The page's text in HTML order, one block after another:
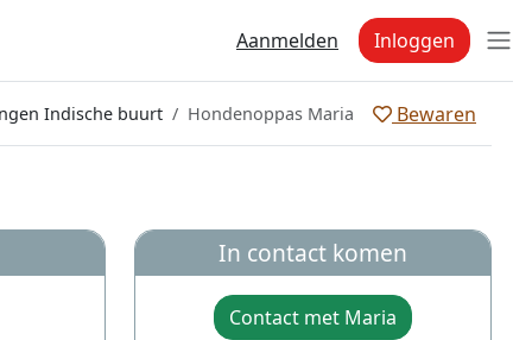
Aanmelden Inloggen
Indische buurt Hondenoppas Maria Bewaren
In contact komen
Contact met Maria